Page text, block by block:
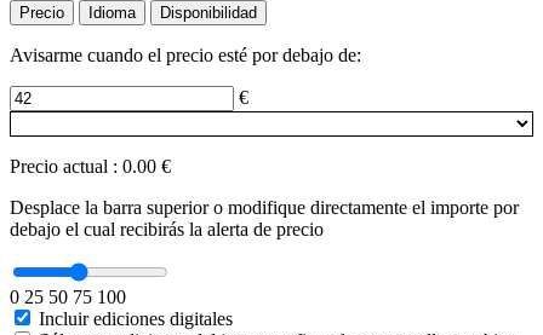
Precio Idioma Disponibilidad
Avisarme cuando el precio esté por debajo de:
€
Precio actual : 0.00 €
Desplace la barra superior o modifique directamente el importe por
debajo el cual recibirás la alerta de precio
0 25 50 75 100
Incluir ediciones digitales